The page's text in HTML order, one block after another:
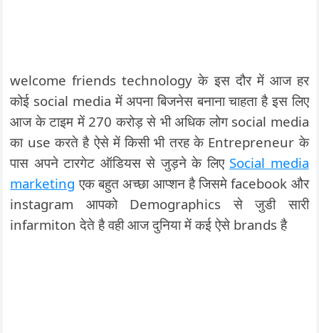
welcome friends technology के इस दौर में आज हर
कोई social media में अपना बिजनेस बनाना चाहता है इस लिए
आज के टाइम में 270 करोड़ से भी अधिक लोग social media
का use करते है ऐसे में किसी भी तरह के Entrepreneur के
पास अपने टारगेट ऑडियस से जुड़ने के लिए Social media
marketing एक बहुत अच्छा आप्शन है जिसमे facebook और
instagram आपको Demographics से जुडी सारी
infarmiton देते है वही आज दुनिया में कई ऐसे brands है